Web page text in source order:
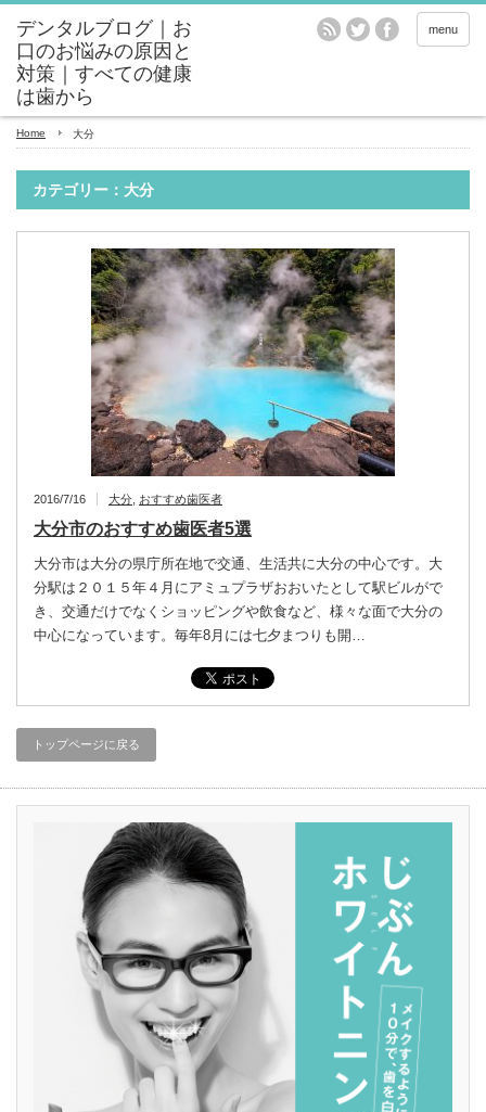
menu
Home 大分
カテゴリー：大分
2016/7/16 大分 おすすめ歯医者
大分市のおすすめ歯医者5選
大分市は大分の県庁所在地で交通、生活共に大分の中心です。大
分駅は２０１５年４月にアミュプラザおおいたとして駅ビルがで
き、交通だけでなくショッピングや飲食など、様々な面で大分の
中心になっています。毎年8月には七夕まつりも開…
トップページに戻る